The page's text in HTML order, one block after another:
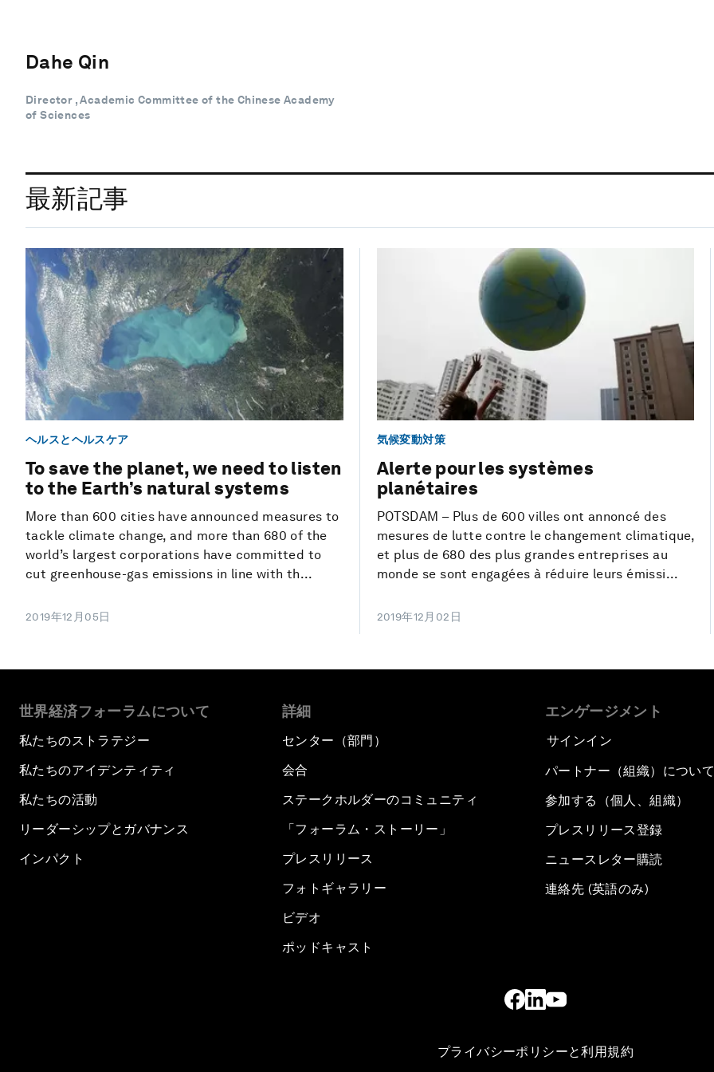
Dahe Qin
Director , Academic Committee of the Chinese Academy
of Sciences
最新記事
ヘルスとヘルスケア
To save the planet, we need to listen
to the Earth’s natural systems
More than 600 cities have announced measures to
tackle climate change, and more than 680 of the
world’s largest corporations have committed to
cut greenhouse-gas emissions in line with th...
2019年12月05日
気候変動対策
Alerte pour les systèmes
planétaires
POTSDAM – Plus de 600 villes ont annoncé des
mesures de lutte contre le changement climatique,
et plus de 680 des plus grandes entreprises au
monde se sont engagées à réduire leurs émissi...
2019年12月02日
世界経済フォーラムについて
私たちのストラテジー
私たちのアイデンティティ
私たちの活動
リーダーシップとガバナンス
インパクト
詳細
センター（部門）
会合
ステークホルダーのコミュニティ
「フォーラム・ストーリー」
プレスリリース
フォトギャラリー
ビデオ
ポッドキャスト
エンゲージメント
サインイン
パートナー（組織）につい
参加する（個人、組織）
プレスリリース登録
ニュースレター購読
連絡先 (英語のみ)
プライバシーポリシーと利用規約